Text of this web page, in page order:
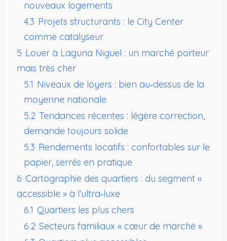
nouveaux logements
4.3 Projets structurants : le City Center
comme catalyseur
5 Louer à Laguna Niguel : un marché porteur
mais très cher
5.1 Niveaux de loyers : bien au‑dessus de la
moyenne nationale
5.2 Tendances récentes : légère correction,
demande toujours solide
5.3 Rendements locatifs : confortables sur le
papier, serrés en pratique
6 Cartographie des quartiers : du segment «
accessible » à l’ultra‑luxe
6.1 Quartiers les plus chers
6.2 Secteurs familiaux « cœur de marché »